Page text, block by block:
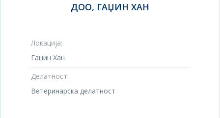
ДОО, ГАЏИН ХАН
Локација:
Гаџин Хан
Делатност:
Ветеринарска делатност